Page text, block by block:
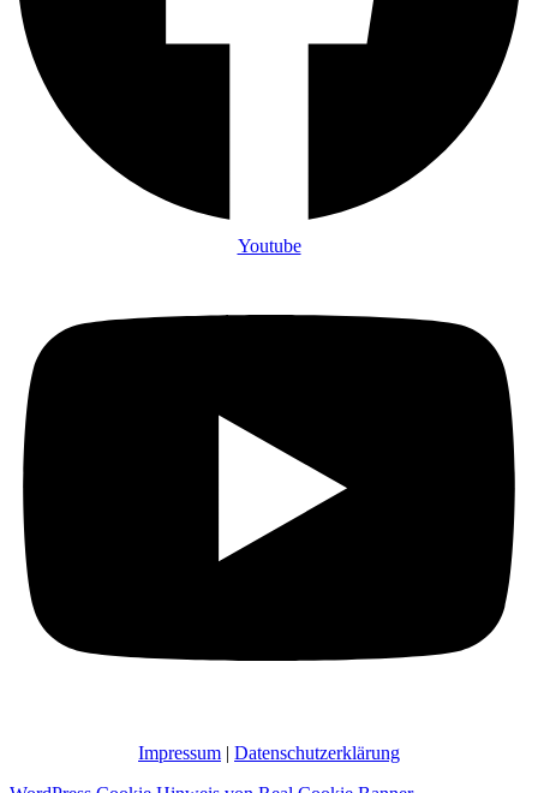
Youtube
Impressum | Datenschutzerklärung